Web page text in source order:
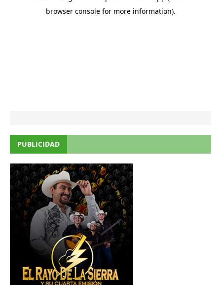
PUBLICIDAD